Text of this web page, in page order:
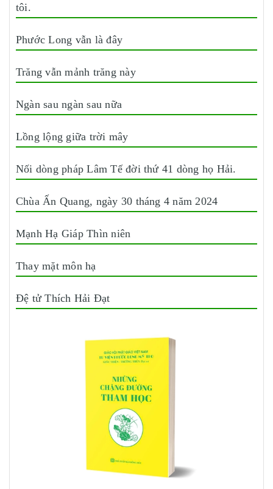
tôi.
Phước Long vẫn là đây
Trăng vẫn mảnh trăng này
Ngàn sau ngàn sau nữa
Lồng lộng giữa trời mây
Nối dòng pháp Lâm Tế đời thứ 41 dòng họ Hải.
Chùa Ấn Quang, ngày 30 tháng 4 năm 2024
Mạnh Hạ Giáp Thìn niên
Thay mặt môn hạ
Đệ tử Thích Hải Đạt